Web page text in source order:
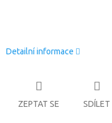
Detailní informace
ZEPTAT SE SDÍLET